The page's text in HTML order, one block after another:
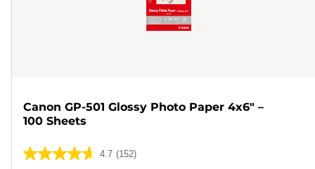
Canon GP-501 Glossy Photo Paper 4x6" –
100 Sheets
4.7 (152)
4.7